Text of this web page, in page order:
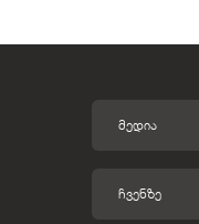
ᲛᲔᲓᲘᲐ
ᲩᲕᲔᲜᲖᲔ